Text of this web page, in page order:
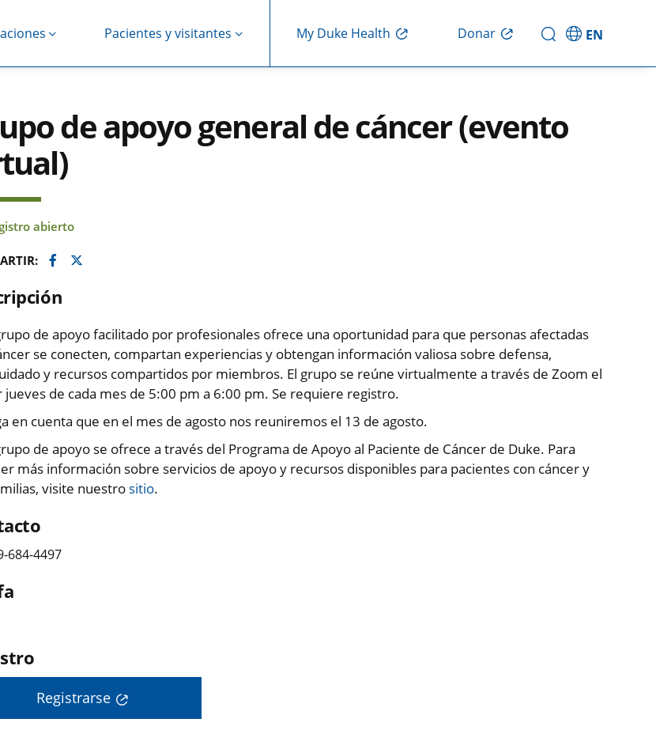
Pacientes y visitantes My Duke Health Donar EN
de apoyo general de cáncer (evento
abierto
Facebook
Twitter
de apoyo facilitado por profesionales ofrece una oportunidad para que personas afectadas
se conecten, compartan experiencias y obtengan información valiosa sobre defensa,
y recursos compartidos por miembros. El grupo se reúne virtualmente a través de Zoom el
de cada mes de 5:00 pm a 6:00 pm. Se requiere registro.
en cuenta que en el mes de agosto nos reuniremos el 13 de agosto.
de apoyo se ofrece a través del Programa de Apoyo al Paciente de Cáncer de Duke. Para
más información sobre servicios de apoyo y recursos disponibles para pacientes con cáncer y
visite nuestro sitio.
684-4497
Registrarse